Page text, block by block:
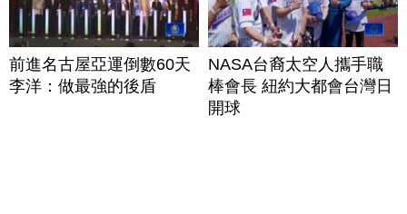
前進名古屋亞運倒數60天
李洋：做最強的後盾
NASA台裔太空人攜手職
棒會長 紐約大都會台灣日
開球